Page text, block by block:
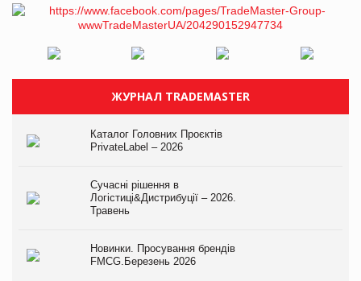
ЖУРНАЛ TRADEMASTER
Каталог Головних Проєктів
PrivateLabel – 2026
Сучасні рішення в
Логістиці&Дистрибуції – 2026.
Травень
Новинки. Просування брендів
FMCG.Березень 2026